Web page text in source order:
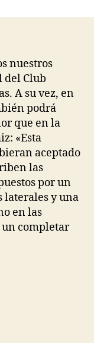
nuestros
del Club
A su vez, en
podrá
que en la
«Esta
aceptado
las
por un
laterales y una
en las
un completar